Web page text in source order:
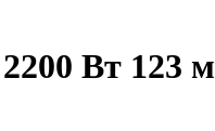
Вт 123 м